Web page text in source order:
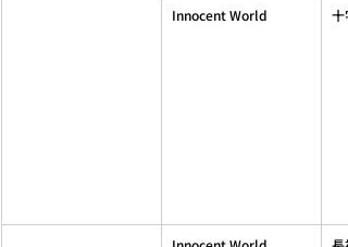
Innocent World 十